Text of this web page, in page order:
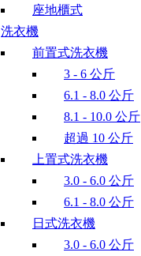
座地櫃式
洗衣機
前置式洗衣機
3 - 6 公斤
6.1 - 8.0 公斤
8.1 - 10.0 公斤
超過 10 公斤
上置式洗衣機
3.0 - 6.0 公斤
6.1 - 8.0 公斤
日式洗衣機
3.0 - 6.0 公斤